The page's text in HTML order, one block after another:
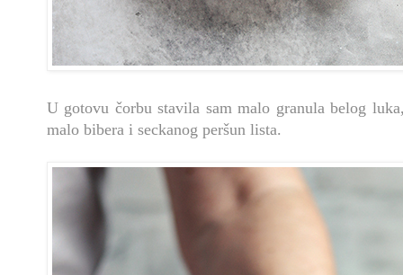
U gotovu čorbu stavila sam malo granula belog
malo bibera i seckanog peršun lista.